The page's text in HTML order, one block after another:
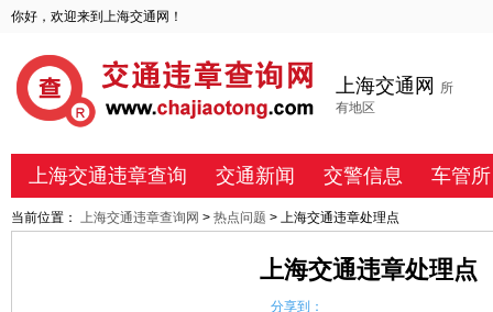
你好，欢迎来到上海交通网！
上海交通网
所
有地区
上海交通违章查询 交通新闻 交警信息 车管所
当前位置： 上海交通违章查询网 > 热点问题 > 上海交通违章处理点
上海交通违章处理点
分享到：